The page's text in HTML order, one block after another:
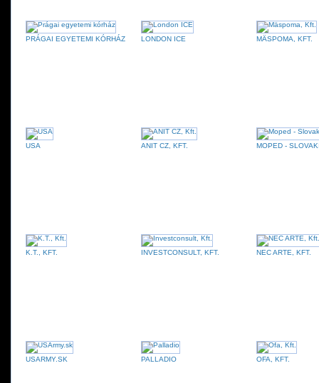
PRÁGAI EGYETEMI KÓRHÁZ LONDON ICE MÄSPOMA, KFT.
USA ANIT CZ, KFT. MOPED -
K.T., KFT. INVESTCONSULT, KFT. NEC ARTE, KFT.
USARMY.SK PALLADIO OFA, KFT.